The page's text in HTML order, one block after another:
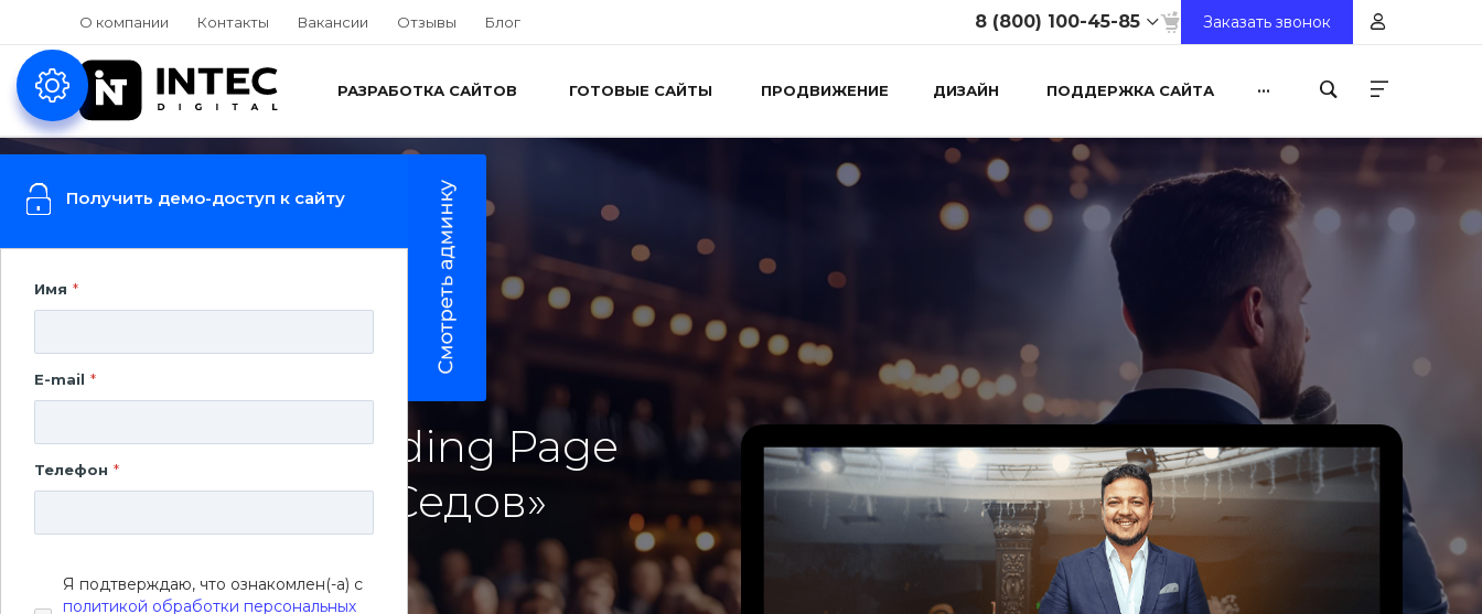
Получить демо-доступ к сайту
Имя *
E-mail *
Телефон *
Я подтверждаю, что ознакомлен(-а) с
политикой обработки персональных
Другие решения
О компании Контакты Вакансии Отзывы Блог 8 (800) 100-45-85
8 (800) 100-45-85
ул. Свободы, д. 93, оф.
6
9:30-18:30 Выходной
sale@intecweb.ru
8 (800) 100-45-85
ул. Люсиновская, д.
9:30-18:30 Выходной
sale@intecweb.ru
Заказать звонок
РАЗРАБОТКА САЙТОВ ГОТОВЫЕ САЙТЫ ПРОДВИЖЕНИЕ ДИЗАЙН ПОДДЕРЖКА САЙТА ...
Создание Landing Page
сайта «Павел Седов»
Смотреть сайт